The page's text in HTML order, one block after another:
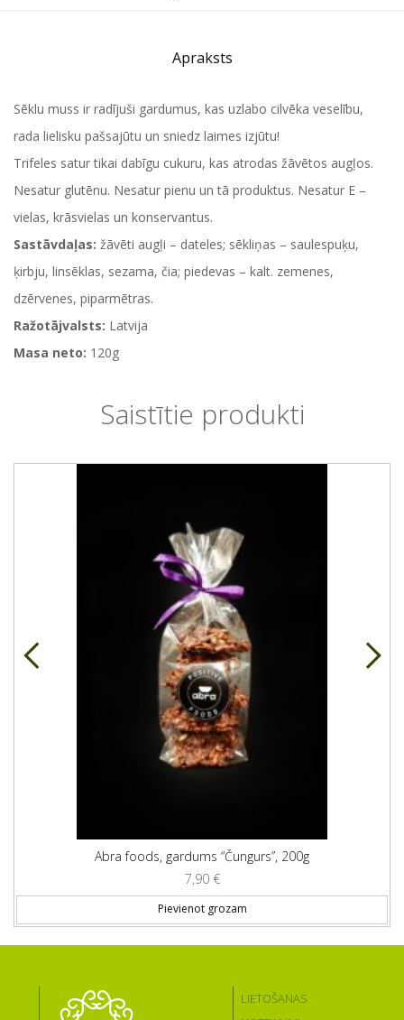
Apraksts
Sēklu muss ir radījuši gardumus, kas uzlabo cilvēka veselību,
rada lielisku pašsajūtu un sniedz laimes izjūtu!
Trifeles satur tikai dabīgu cukuru, kas atrodas žāvētos augļos.
Nesatur glutēnu. Nesatur pienu un tā produktus. Nesatur E –
vielas, krāsvielas un konservantus.
Sastāvdaļas: žāvēti augļi – dateles; sēkliņas – saulespuķu,
ķirbju, linsēklas, sezama, čia; piedevas – kalt. zemenes,
dzērvenes, piparmētras.
Ražotājvalsts: Latvija
Masa neto: 120g
Saistītie produkti
Abra foods, gardums “Čungurs”, 200g
7,90 €
Pievienot grozam
LIETOŠANAS